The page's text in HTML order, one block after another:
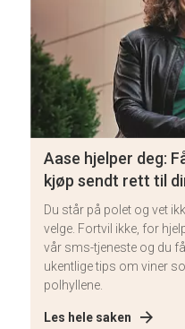
Aase hjelper deg:
kjøp sendt rett til
Du står på polet og vet
velge. Fortvil ikke, for
vår sms-tjeneste og du
ukentlige tips om viner
polhyllene.
Les hele saken